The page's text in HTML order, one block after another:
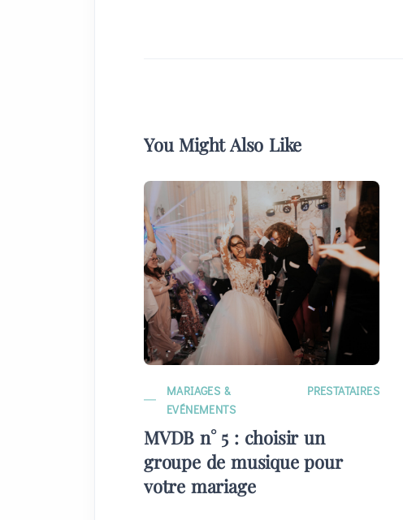
You Might Also Like
MARIAGES &
EVÉNEMENTS
PRESTATAIRES
MVDB n° 5 : choisir un
groupe de musique pour
votre mariage